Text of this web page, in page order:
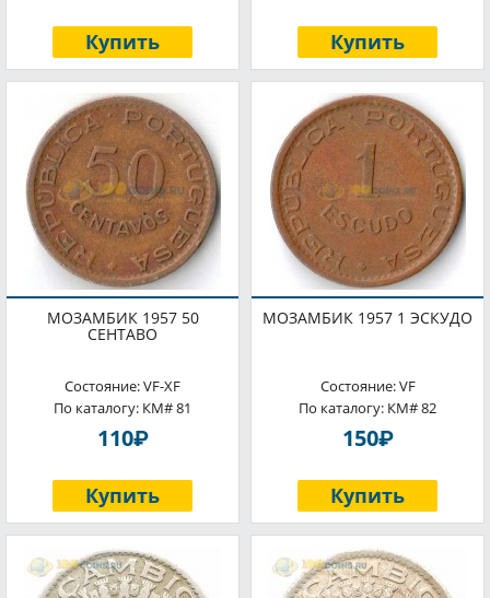
Купить Купить
МОЗАМБИК 1957 50
СЕНТАВО
Состояние: VF-XF
По каталогу: КМ# 81
110P
Купить
МОЗАМБИК 1957 1 ЭСКУДО
Состояние: VF
По каталогу: КМ# 82
150P
Купить